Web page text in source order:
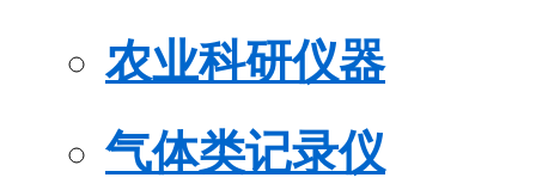
农业科研仪器
气体类记录仪